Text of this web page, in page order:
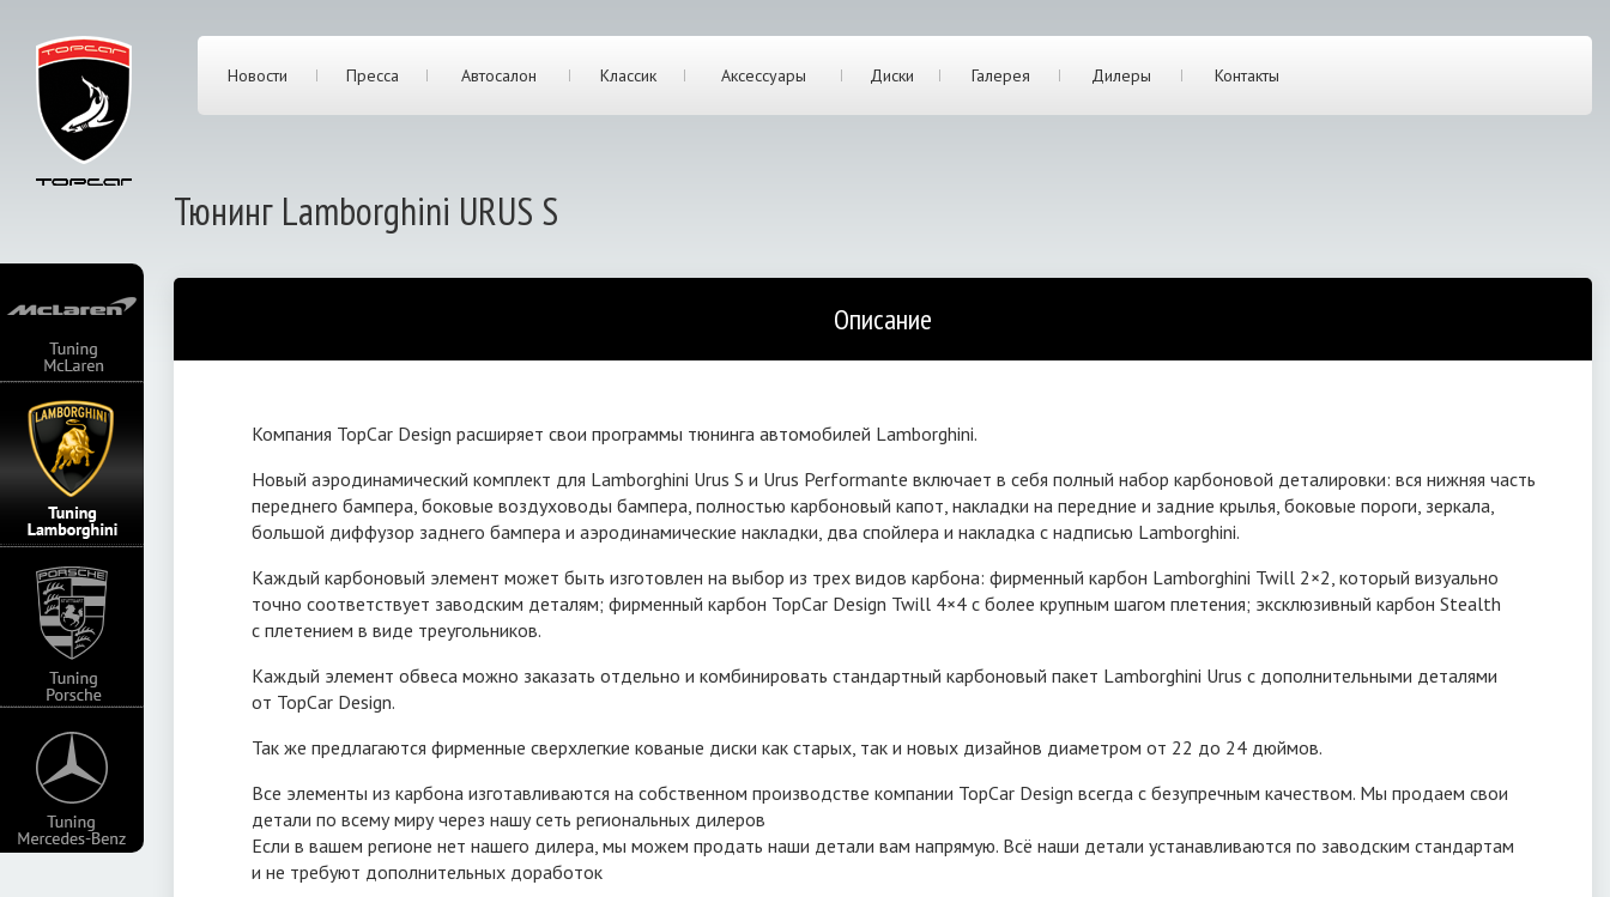
Новости Пресса Автосалон Классик Аксессуары Диски Галерея Дилеры Контакты
Тюнинг Lamborghini URUS S
Описание
часть
Stealth
свои
Компания TopCar Design расширяет свои программы тюнинга автомобилей Lamborghini.
Новый аэродинамический комплект для Lamborghini Urus S и Urus Performante включает в себя полный набор карбоновой деталировки: вся нижняя часть
переднего бампера, боковые воздуховоды бампера, полностью карбоновый капот, накладки на передние и задние крылья, боковые пороги, зеркала,
большой диффузор заднего бампера и аэродинамические накладки, два спойлера и накладка с надписью Lamborghini.
Каждый карбоновый элемент может быть изготовлен на выбор из трех видов карбона: фирменный карбон Lamborghini Twill 2×2, который визуально
точно соответствует заводским деталям; фирменный карбон TopCar Design Twill 4×4 с более крупным шагом плетения; эксклюзивный карбон Stealth
с плетением в виде треугольников.
Каждый элемент обвеса можно заказать отдельно и комбинировать стандартный карбоновый пакет Lamborghini Urus с дополнительными деталями
от TopCar Design.
Так же предлагаются фирменные сверхлегкие кованые диски как старых, так и новых дизайнов диаметром от 22 до 24 дюймов.
Все элементы из карбона изготавливаются на собственном производстве компании TopCar Design всегда с безупречным качеством. Мы продаем свои
детали по всему миру через нашу сеть региональных дилеров
Если в вашем регионе нет нашего дилера, мы можем продать наши детали вам напрямую. Всё наши детали устанавливаются по заводским стандартам
и не требуют дополнительных доработок